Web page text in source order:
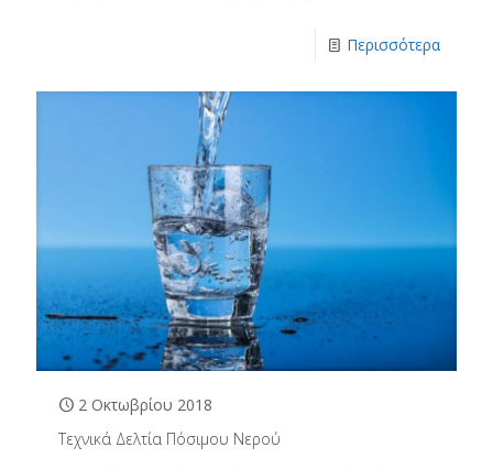
Περισσότερα
2 Οκτωβρίου 2018
Τεχνικά Δελτία Πόσιμου Νερού